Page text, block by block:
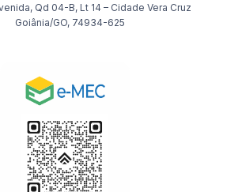
Qd 04-B, Lt 14 – Cidade Vera Cruz
Goiânia/GO, 74934-625